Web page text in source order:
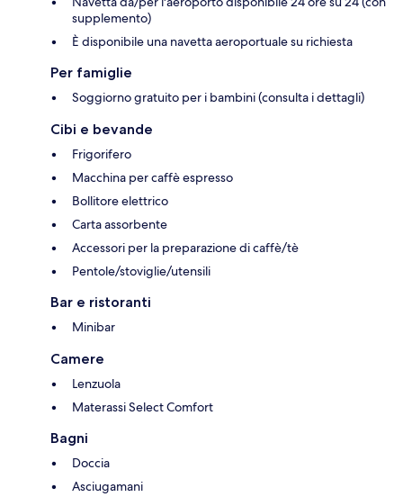
supplemento)
È disponibile una navetta aeroportuale su richiesta
Per famiglie
Soggiorno gratuito per i bambini (consulta i dettagli)
Cibi e bevande
Frigorifero
Macchina per caffè espresso
Bollitore elettrico
Carta assorbente
Accessori per la preparazione di caffè/tè
Pentole/stoviglie/utensili
Bar e ristoranti
Minibar
Camere
Lenzuola
Materassi Select Comfort
Bagni
Doccia
Asciugamani